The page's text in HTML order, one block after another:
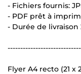
- Fichiers fournis:
- PDF prêt à
- Durée de livraison
Flyer A4 recto (21 x